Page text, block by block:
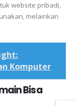
website pribadi,
melainkan
Komputer
Bisa